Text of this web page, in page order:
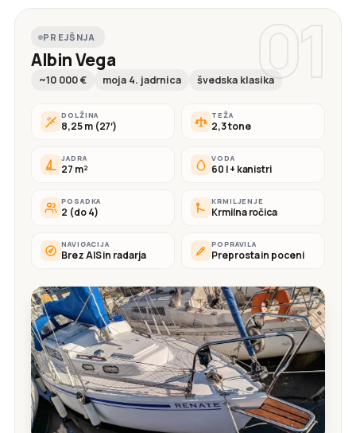
01
PREJŠNJA
Albin Vega
~10 000 € moja 4. jadrnica švedska klasika
DOLŽINA
8,25 m (27′)
TEŽA
2,3 tone
JADRA
27 m²
VODA
60 l + kanistri
POSADKA
2 (do 4)
KRMILJENJE
Krmilna ročica
NAVIGACIJA
Brez AIS in radarja
POPRAVILA
Preprosta in poceni